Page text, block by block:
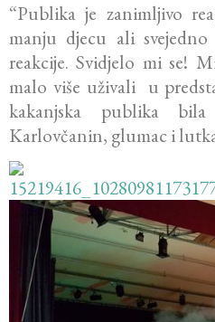
“Publika je zanimljivo
manju djecu ali
reakcije. Svidjelo mi se!
malo više uživali u
kakanjska publika
Karlovčanin, glumac i